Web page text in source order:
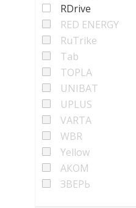
RDrive
RED ENERGY
RuTrike
Tab
TOPLA
UNIBAT
UPLUS
VARTA
WBR
Yellow
АКОМ
ЗВЕРЬ